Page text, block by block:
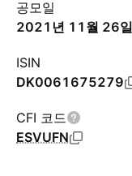
공모일
2021년 11월 26일
ISIN
DK0061675279
CFI 코드
ESVUFN